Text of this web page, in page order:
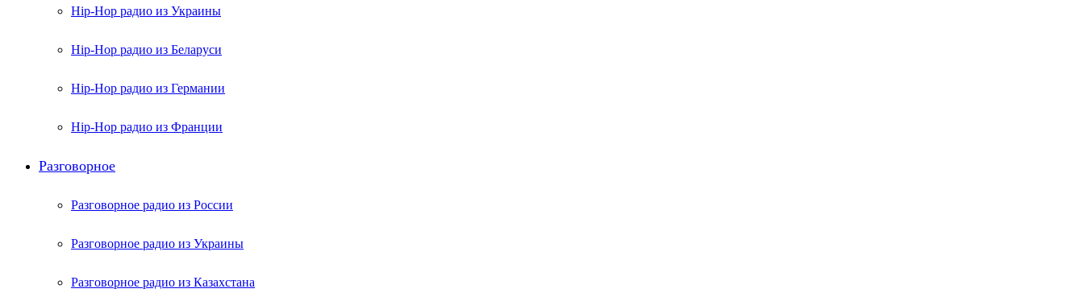
Hip-Hop радио из Украины
Hip-Hop радио из Беларуси
Hip-Hop радио из Германии
Hip-Hop радио из Франции
Разговорное
Разговорное радио из России
Разговорное радио из Украины
Разговорное радио из Казахстана